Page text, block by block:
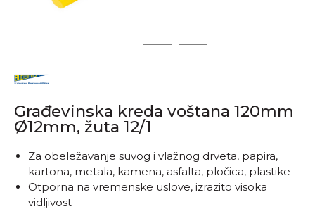
2 3
Građevinska kreda voštana 120mm
Ø12mm, žuta 12/1
Za obeležavanje suvog i vlažnog drveta, papira,
kartona, metala, kamena, asfalta, pločica, plastike
Otporna na vremenske uslove, izrazito visoka
vidljivost